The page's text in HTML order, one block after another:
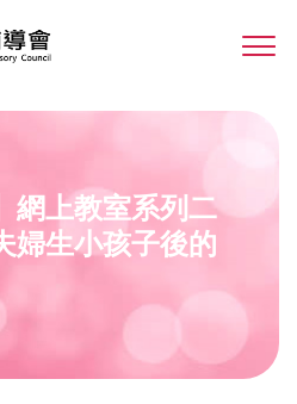
網上教室系列二
婦生小孩子後的